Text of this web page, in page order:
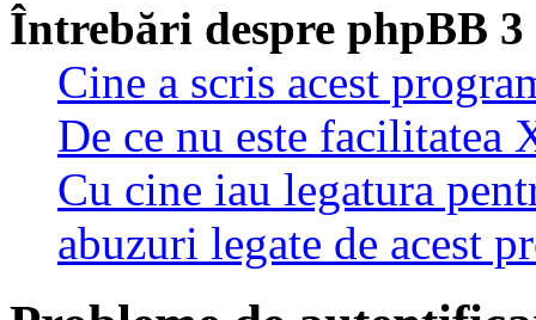
Întrebări despre phpBB 3
Cine a scris acest
De ce nu este facilitatea
Cu cine iau legatura
abuzuri legate de acest